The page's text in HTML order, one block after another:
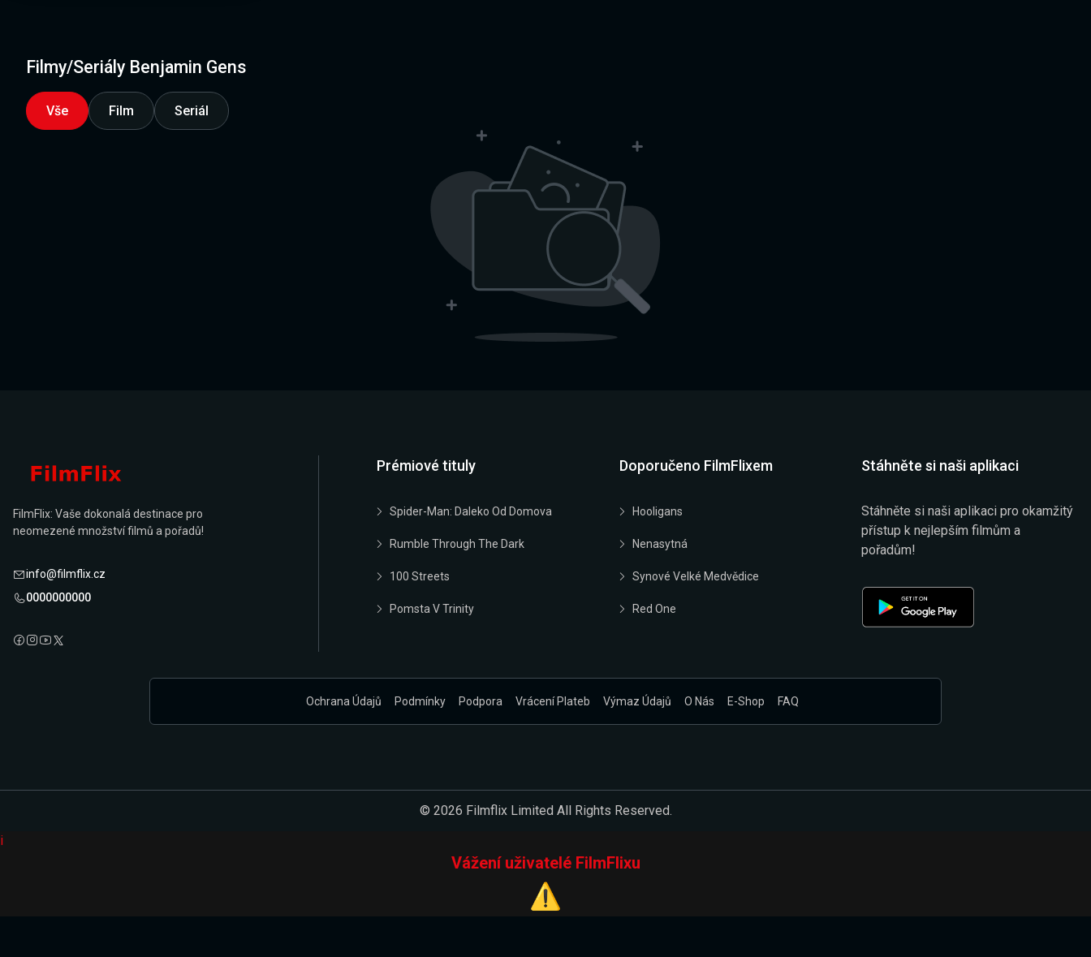
Filmy/Seriály Benjamin Gens
Vše Film Seriál
FilmFlix: Vaše dokonalá destinace pro
neomezené množství filmů a pořadů!
info@filmflix.cz
0000000000
Prémiové tituly
Spider-Man: Daleko Od Domova
Rumble Through The Dark
100 Streets
Pomsta V Trinity
Doporučeno FilmFlixem
Hooligans
Nenasytná
Synové Velké Medvědice
Red One
Stáhněte si naši aplikaci
Stáhněte si naši aplikaci pro okamžitý
přístup k nejlepším filmům a
pořadům!
Ochrana Údajů Podmínky Podpora Vrácení Plateb Výmaz Údajů O Nás E-Shop FAQ
© 2026 Filmflix Limited All Rights Reserved.
i
Vážení uživatelé FilmFlixu
⚠️